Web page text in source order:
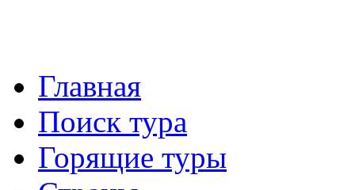
Главная
Поиск тура
Горящие туры